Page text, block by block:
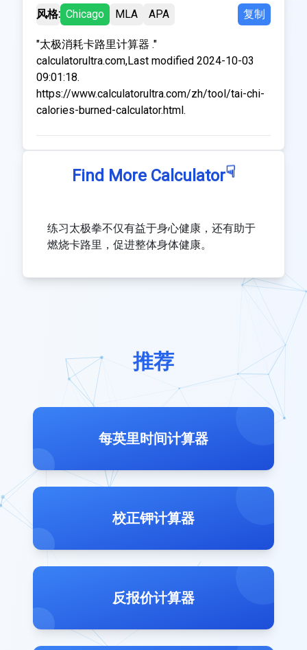
风格: Chicago MLA APA 复制
"太极消耗卡路里计算器 ."
calculatorultra.com,Last modified 2024-10-03
09:01:18.
https://www.calculatorultra.com/zh/tool/tai-chi-
calories-burned-calculator.html.
Find More Calculator☟
练习太极拳不仅有益于身心健康，还有助于
燃烧卡路里，促进整体身体健康。
推荐
每英里时间计算器
校正钾计算器
反报价计算器